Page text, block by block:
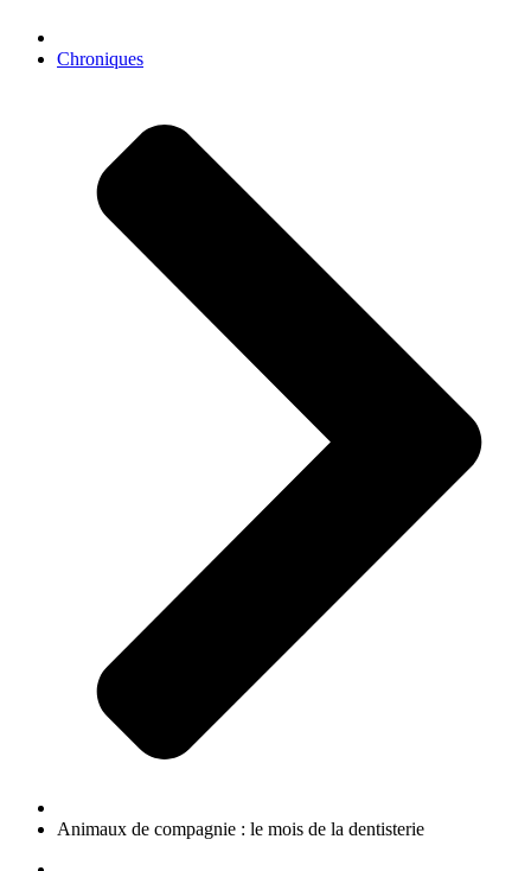
Chroniques
Animaux de compagnie : le mois de la dentisterie